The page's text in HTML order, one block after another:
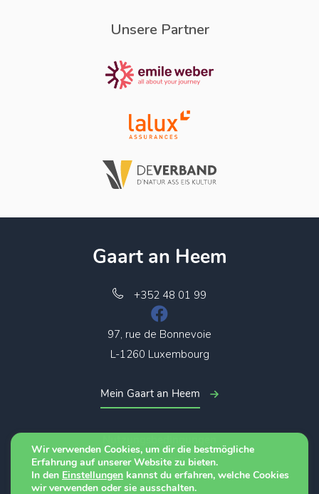
Unsere Partner
Gaart an Heem
+352 48 01 99
97, rue de Bonnevoie
L-1260 Luxembourg
Mein Gaart an Heem
Datenschutz
Cookies
Wir verwenden Cookies, um dir die bestmögliche
Erfahrung auf unserer Website zu bieten.
In den Einstellungen kannst du erfahren, welche Cookies
wir verwenden oder sie ausschalten.